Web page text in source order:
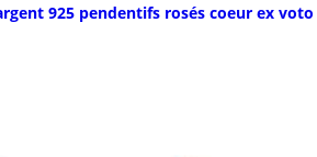
925 pendentifs rosés coeur ex voto